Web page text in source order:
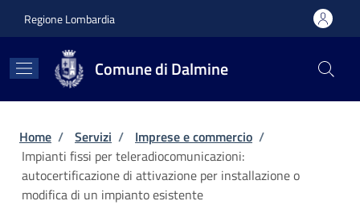
Regione Lombardia
Comune di Dalmine
Briciole di pane
Home / Servizi / Imprese e commercio /
Impianti fissi per teleradiocomunicazioni:
autocertificazione di attivazione per installazione o
modifica di un impianto esistente